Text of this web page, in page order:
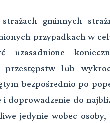
gminnych
przypadkach w
uzasadnione
przestępstw lub
bezpośrednio po
doprowadzenie do
jedynie wobec